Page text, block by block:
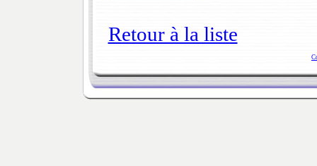
Retour à la liste